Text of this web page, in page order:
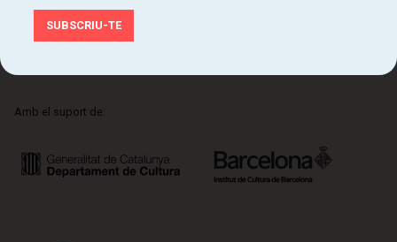
Amb el suport de: